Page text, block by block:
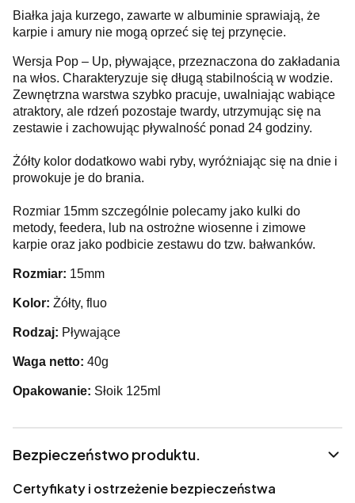
Białka jaja kurzego, zawarte w albuminie sprawiają, że
karpie i amury nie mogą oprzeć się tej przynęcie.
Wersja Pop – Up, pływające, przeznaczona do zakładania
na włos. Charakteryzuje się długą stabilnością w wodzie.
Zewnętrzna warstwa szybko pracuje, uwalniając wabiące
atraktory, ale rdzeń pozostaje twardy, utrzymując się na
zestawie i zachowując pływalność ponad 24 godziny.
Żółty kolor dodatkowo wabi ryby, wyróżniając się na dnie i
prowokuje je do brania.
Rozmiar 15mm szczególnie polecamy jako kulki do
metody, feedera, lub na ostrożne wiosenne i zimowe
karpie oraz jako podbicie zestawu do tzw. bałwanków.
Rozmiar: 15mm
Kolor: Żółty, fluo
Rodzaj: Pływające
Waga netto: 40g
Opakowanie: Słoik 125ml
Bezpieczeństwo produktu.
Certyfikaty i ostrzeżenie bezpieczeństwa